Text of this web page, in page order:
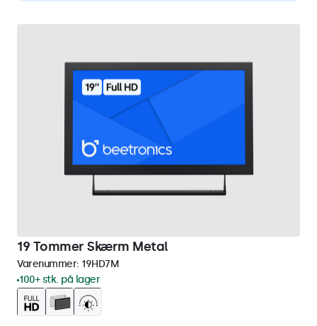
19 Tommer Skærm Metal
Varenummer: 19HD7M
100+ stk. på lager